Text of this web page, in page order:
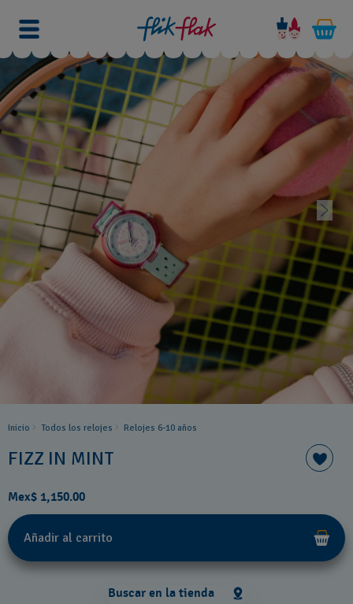
Inicio Todos los relojes Relojes 6-10 años ​
FIZZ IN MINT
Mex$ 1,150.00
Añadir al carrito
Buscar en la tienda